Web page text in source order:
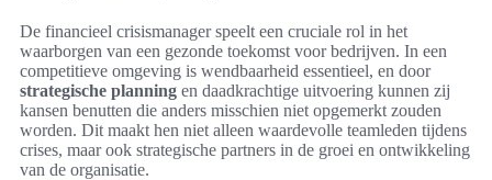
De financieel crisismanager speelt een cruciale rol in het
waarborgen van een gezonde toekomst voor bedrijven. In een
competitieve omgeving is wendbaarheid essentieel, en door
strategische planning en daadkrachtige uitvoering kunnen zij
kansen benutten die anders misschien niet opgemerkt zouden
worden. Dit maakt hen niet alleen waardevolle teamleden tijdens
crises, maar ook strategische partners in de groei en ontwikkeling
van de organisatie.